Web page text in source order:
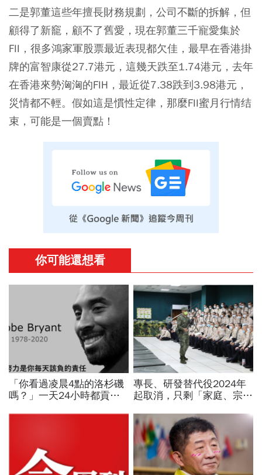
二是郭董這些年擅長財務規劃，公司不斷的拆解，但
顧得了新竉，顧不了舊愛，現在郭董三千寵愛集於
FII，很多鴻家軍股票最近表現都欠佳，最早在香港掛
牌的富智康從27.7港元，這幾天跌至1.74港元，去年
在香港來勢洶洶的FIH，最近從7.38跌到3.98港元，
災情都不輕。假如這是慣性定律，那麼FII蜜月行情结
束，可能是一個賣點！